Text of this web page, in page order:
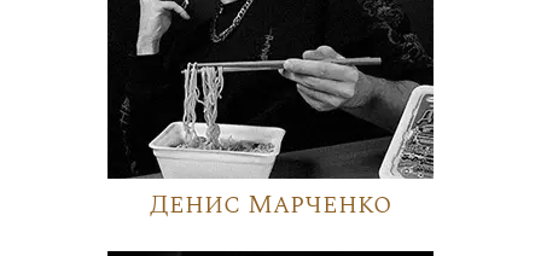
Денис Марченко